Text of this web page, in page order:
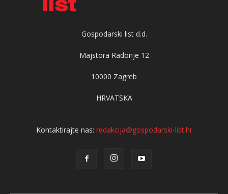
Gospodarski list d.d.
Majstora Radonje 12
10000 Zagreb
HRVATSKA
Kontaktirajte nas: redakcija@gospodarski-list.hr